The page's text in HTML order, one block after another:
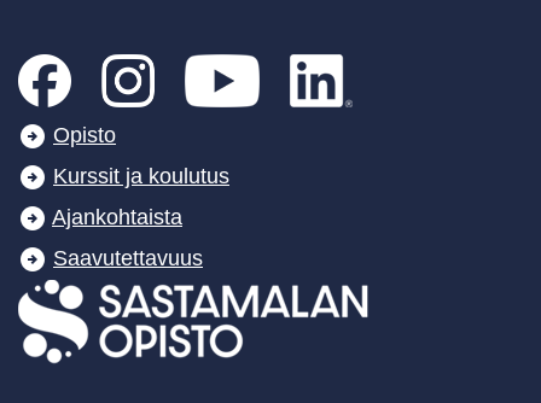
Opisto
Kurssit ja koulutus
Ajankohtaista
Saavutettavuus